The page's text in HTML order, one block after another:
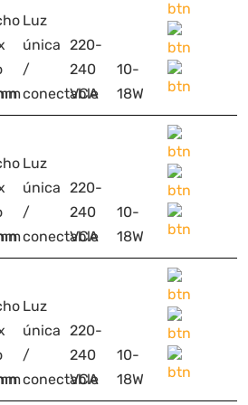
Luz
única
/
conectable
220-
240
VCA
10-
18W
Luz
única
/
conectable
220-
240
VCA
10-
18W
Luz
única
/
conectable
220-
240
VCA
10-
18W